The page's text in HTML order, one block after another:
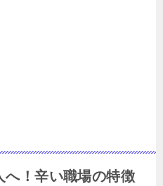
へ！辛い職場の特徴